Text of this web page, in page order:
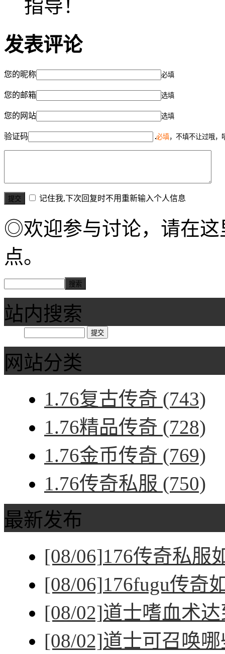
指导！
发表评论
您的昵称 必填
您的邮箱 选填
您的网站 选填
验证码 必填，不填不让过哦，
记住我,下次回复时不用重新输入个人信息
◎欢迎参与讨论，请在这
点。
站内搜索
网站分类
1.76复古传奇 (743)
1.76精品传奇 (728)
1.76金币传奇 (769)
1.76传奇私服 (750)
最新发布
[08/06]176传奇私服
[08/06]176fugu传奇
[08/02]道士嗜血术
[08/02]道士可召唤